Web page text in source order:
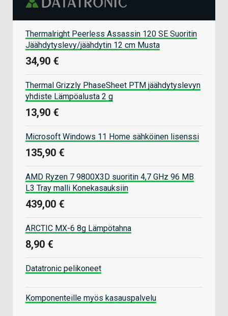
Thermalright Peerless Assassin 120 SE Suoritin
Jäähdytyslevy/jäähdytin 12 cm Musta
34,90 €
Thermal Grizzly PhaseSheet PTM jäähdytyslevyn
yhdiste Lämpöalusta 2 g
13,90 €
Microsoft Windows 11 Home sähköinen lisenssi
135,90 €
AMD Ryzen 7 9800X3D suoritin 4,7 GHz 96 MB
L3 Tray malli Konekasauksiin
439,00 €
ARCTIC MX-6 8g Lämpötahna
8,90 €
Datatronic pelikoneet
Komponenteille myös kasauspalvelu